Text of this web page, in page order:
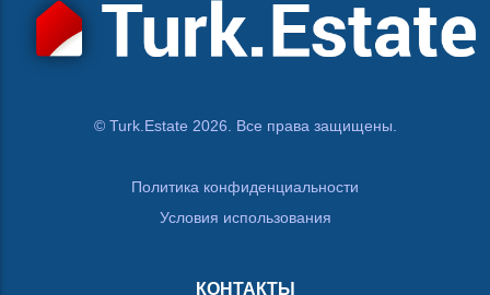
© Turk.Estate 2026. Все права защищены.
Политика конфиденциальности
Условия использования
КОНТАКТЫ